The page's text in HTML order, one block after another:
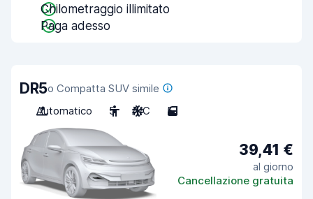
Chilometraggio illimitato
Paga adesso
DR5o Compatta SUV simile
Automatico
5 A/C 5
39,41 €
al giorno
Cancellazione gratuita